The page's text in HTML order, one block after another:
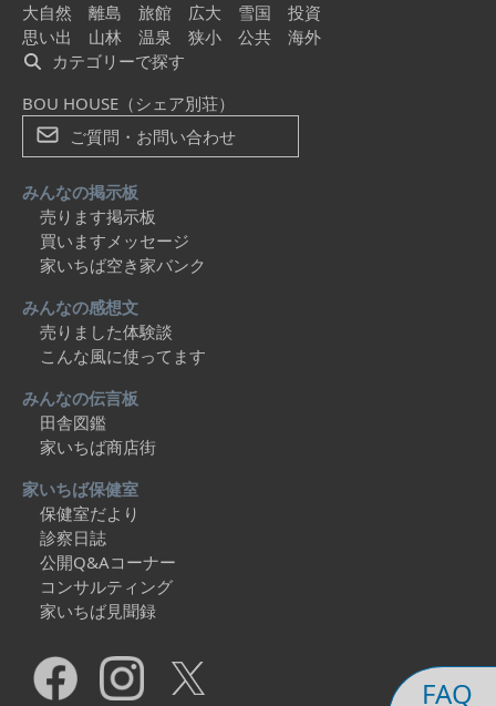
FAQ
大自然
離島 旅館 広大 雪国
投資
思い出
山林 温泉 狭小 公共
海外
カテゴリーで探す
BOU HOUSE（シェア別荘）
ご質問・お問い合わせ
みんなの掲示板
売ります掲示板
買いますメッセージ
家いちば空き家バンク
みんなの感想文
売りました体験談
こんな風に使ってます
みんなの伝言板
田舎図鑑
家いちば商店街
家いちば保健室
保健室だより
診察日誌
公開Q&Aコーナー
コンサルティング
家いちば見聞録